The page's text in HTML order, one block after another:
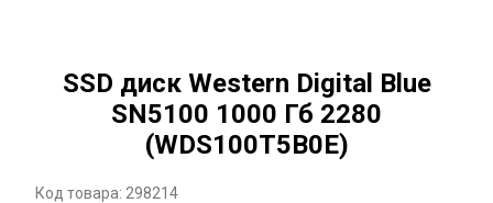
SSD диск Western Digital Blue
SN5100 1000 Гб 2280
(WDS100T5B0E)
Код товара: 298214